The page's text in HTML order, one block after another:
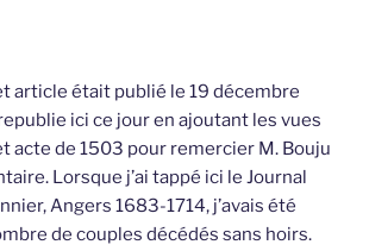
article était publié le 19 décembre
ici ce jour en ajoutant les vues
acte de 1503 pour remercier M. Bouju
Lorsque j’ai tappé ici le Journal
Angers 1683-1714, j’avais été
de couples décédés sans hoirs.